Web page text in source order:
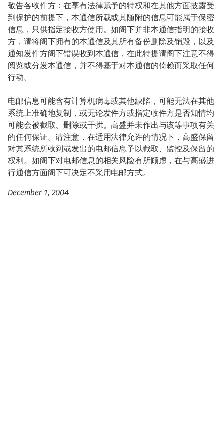
敬告各收件方：在享有法律赋予的特权和在其他方面披露受
到保护的前提下，本通信所载或其随附的信息可能属于保密
信息，只供指定接收方使用。如阁下并非本通信指明的接收
方，请将阁下拥有的本通信及其所有备份删除及销毁，以及
通知发件方阁下错误收到本通信，在此特提请阁下注意不得
阅览或分发本通信，并不得基于对本通信的倚赖而采取任何
行动。
电邮信息可能含有计算机病毒或其他缺陷，可能无法在其他
系统上准确地复制，或无论发件方或指定收件方是否知情均
可能会被截取、删除或干扰。高盛并未作出与该等事项有关
的任何保证。请注意，在适用法律允许的情况下，高盛保留
对其系统所收到或发出的电邮信息予以截取、监控及保留的
权利。如阁下对电邮信息的相关风险有所顾虑，在与高盛进
行通信方面阁下可决定不采用电邮方式。
December 1, 2004